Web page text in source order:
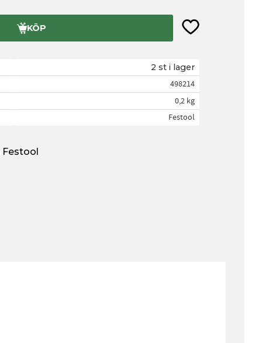
KÖP Lägg till i
2 st i lager
498214
0,2 kg
Festool